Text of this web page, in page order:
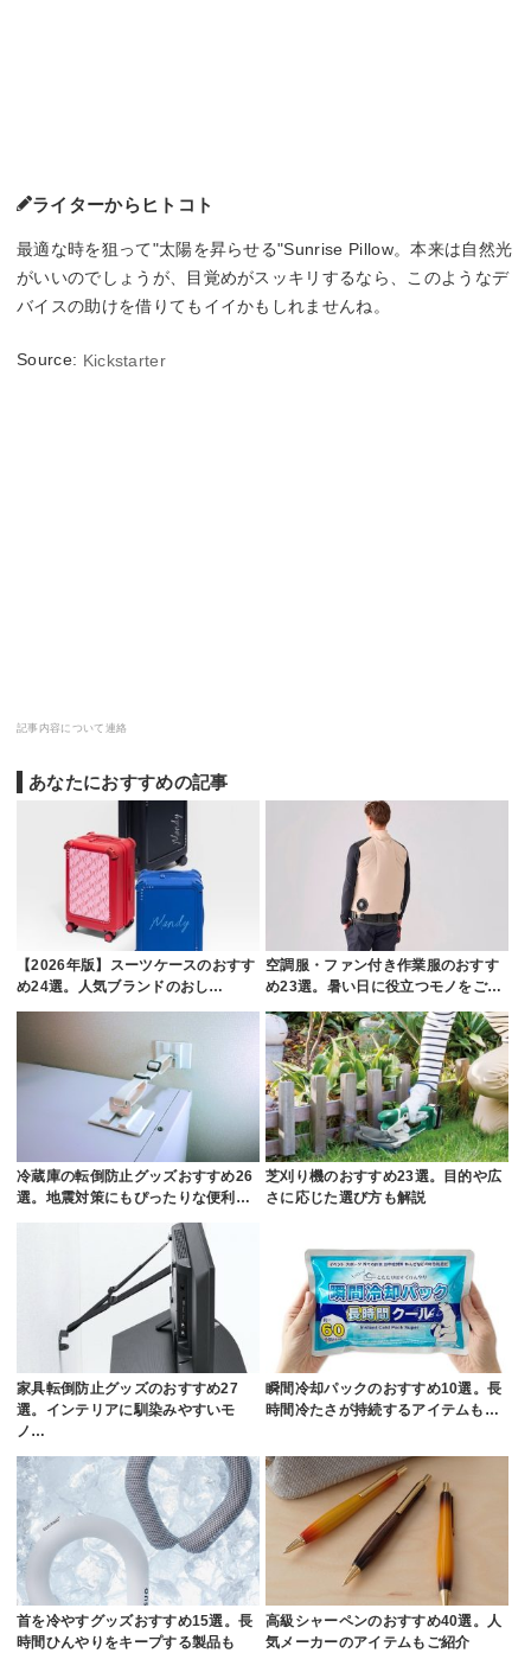
ライターからヒトコト
最適な時を狙って"太陽を昇らせる"Sunrise Pillow。本来は自然光
がいいのでしょうが、目覚めがスッキリするなら、このようなデ
バイスの助けを借りてもイイかもしれませんね。
Source: Kickstarter
記事内容について連絡
あなたにおすすめの記事
【2026年版】スーツケースのおすす
め24選。人気ブランドのおし…
空調服・ファン付き作業服のおすす
め23選。暑い日に役立つモノをご…
冷蔵庫の転倒防止グッズおすすめ26
選。地震対策にもぴったりな便利…
芝刈り機のおすすめ23選。目的や広
さに応じた選び方も解説
家具転倒防止グッズのおすすめ27
選。インテリアに馴染みやすいモ
ノ…
瞬間冷却パックのおすすめ10選。長
時間冷たさが持続するアイテムも…
首を冷やすグッズおすすめ15選。長
時間ひんやりをキープする製品も
高級シャーペンのおすすめ40選。人
気メーカーのアイテムもご紹介